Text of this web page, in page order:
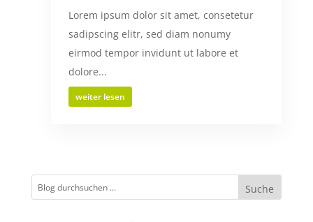
Lorem ipsum dolor sit amet, consetetur
sadipscing elitr, sed diam nonumy
eirmod tempor invidunt ut labore et
dolore...
weiter lesen